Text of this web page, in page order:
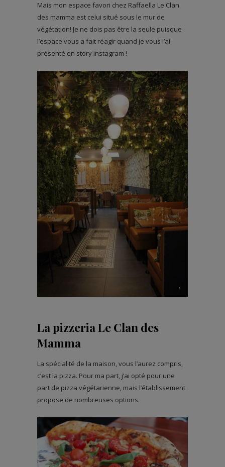
Mais mon espace favori chez Raffaella Le Clan
des mamma est celui situé sous le mur de
végétation! Je ne dois pas être la seule puisque
l’espace vous a fait réagir quand je vous l’ai
présenté en story instagram !
La pizzeria Le Clan des
Mamma
La spécialité de la maison, vous l’aurez compris,
c’est la pizza. Pour ma part, j’ai opté pour une
part de pizza végétarienne, mais l’établissement
propose de nombreuses options.